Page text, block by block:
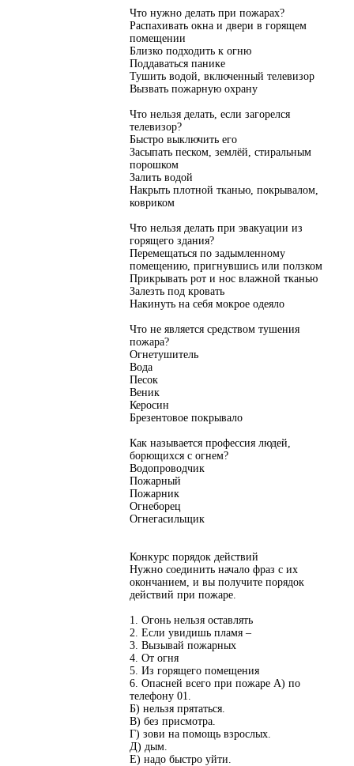
Что нужно делать при пожарах?
Распахивать окна и двери в горящем
помещении
Близко подходить к огню
Поддаваться панике
Тушить водой, включенный телевизор
Вызвать пожарную охрану
Что нельзя делать, если загорелся
телевизор?
Быстро выключить его
Засыпать песком, землёй, стиральным
порошком
Залить водой
Накрыть плотной тканью, покрывалом,
ковриком
Что нельзя делать при эвакуации из
горящего здания?
Перемещаться по задымленному
помещению, пригнувшись или ползком
Прикрывать рот и нос влажной тканью
Залезть под кровать
Накинуть на себя мокрое одеяло
Что не является средством тушения
пожара?
Огнетушитель
Вода
Песок
Веник
Керосин
Брезентовое покрывало
Как называется профессия людей,
борющихся с огнем?
Водопроводчик
Пожарный
Пожарник
Огнеборец
Огнегасильщик
Конкурс порядок действий
Нужно соединить начало фраз с их
окончанием, и вы получите порядок
действий при пожаре.
1. Огонь нельзя оставлять
2. Если увидишь пламя –
3. Вызывай пожарных
4. От огня
5. Из горящего помещения
6. Опасней всего при пожаре А) по
телефону 01.
Б) нельзя прятаться.
В) без присмотра.
Г) зови на помощь взрослых.
Д) дым.
Е) надо быстро уйти.